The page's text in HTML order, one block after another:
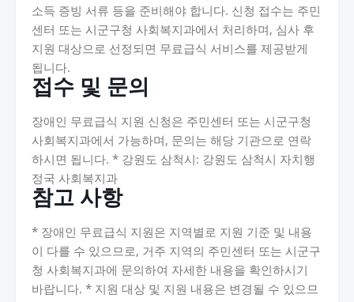
소득 증빙 서류 등을 준비해야 합니다. 신청 접수는 주민
센터 또는 시군구청 사회복지과에서 처리하며, 심사 후
지원 대상으로 선정되면 무료급식 서비스를 제공받게
됩니다.
접수 및 문의
장애인 무료급식 지원 신청은 주민센터 또는 시군구청
사회복지과에서 가능하며, 문의는 해당 기관으로 연락
하시면 됩니다. * 강원도 삼척시: 강원도 삼척시 자치행
정국 사회복지과
참고 사항
* 장애인 무료급식 지원은 지역별로 지원 기준 및 내용
이 다를 수 있으므로, 거주 지역의 주민센터 또는 시군구
청 사회복지과에 문의하여 자세한 내용을 확인하시기
바랍니다. * 지원 대상 및 지원 내용은 변경될 수 있으므